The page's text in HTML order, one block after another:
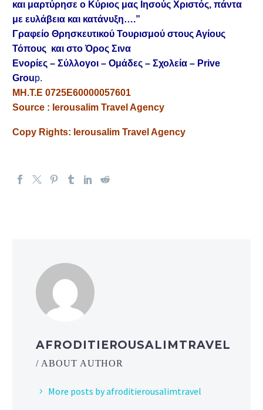
και μαρτύρησε ο Κύριος μας Ιησούς Χριστός, πάντα
με ευλάβεια και κατάνυξη….”
Γραφείο Θρησκευτικού Τουρισμού στους Αγίους
Τόπους και στο Όρος Σινα
Ενορίες – Σύλλογοι – Ομάδες – Σχολεία – Prive
Group.
MH.T.E 0725E60000057601
Source : Ierousalim Travel Agency
Copy Rights: Ierousalim Travel Agency
AFRODITIEROUSALIMTRAVEL
/ ABOUT AUTHOR
More posts by afroditierousalimtravel